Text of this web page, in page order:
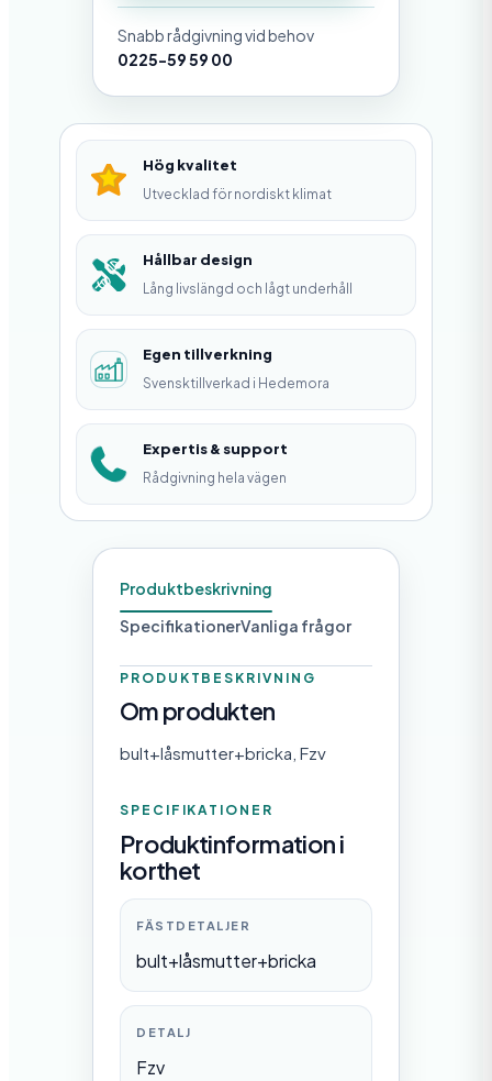
s
a
s
1
0
×
1
4
0
m
ä
n
g
d
Snabb rådgivning vid behov
0225-59 59 00
Hög kvalitet
Utvecklad för nordiskt klimat
Hållbar design
Lång livslängd och lågt underhåll
Egen tillverkning
Svensktillverkad i Hedemora
Expertis & support
Rådgivning hela vägen
Produktbeskrivning
SpecifikationerVanliga frågor
PRODUKTBESKRIVNING
Om produkten
bult+låsmutter+bricka, Fzv
SPECIFIKATIONER
Produktinformation i
korthet
FÄSTDETALJER
bult+låsmutter+bricka
DETALJ
Fzv